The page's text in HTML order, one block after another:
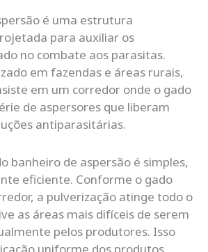
é uma estrutura
para auxiliar os
no combate aos parasitas.
em fazendas e áreas rurais,
em um corredor onde o gado
de aspersores que liberam
antiparasitárias.
banheiro de aspersão é simples,
eficiente. Conforme o gado
a pulverização atinge todo o
as áreas mais difíceis de serem
pelos produtores. Isso